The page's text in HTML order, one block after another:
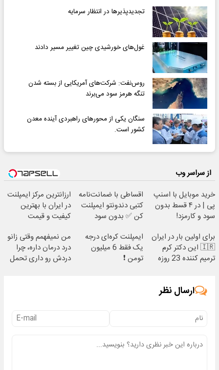
تجدیدپذیرها در انتظار سرمایه
غول‌های خورشیدی چین تغییر مسیر دادند
روس‌نفت: شرکت‌های آمریکایی از بسته شدن
تنگه هرمز سود می‌برند
سنگان یکی از محورهای راهبردی آینده معدن
کشور است.
از سراسر وب
خرید موبایل با اسنپ
پی | در ۴ قسط بدون
سود و کارمزد!
اقساطی با ضمانت‌نامه
کتبی دندونتو ایمپلنت
کن ✅ بدون سود
ارزانترین مرکز ایمپلنت
در ایران با بهترین
کیفیت و قیمت
برای اولین بار در ایران
🇮🇷 این دکتر کرم
ترمیم کننده 23 روزه
ایمپلنت کره‌ای درجه
یک فقط 6 میلیون
تومن ❗
من نمیفهمم وقتی زانو
درد درمان داره، چرا
دردش رو داری تحمل
ارسال نظر